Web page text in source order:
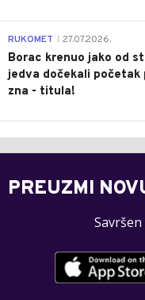
RUKOMET 27.07.2026.
Borac krenuo jako od
jedva dočekali početak
zna - titula!
PREUZMI